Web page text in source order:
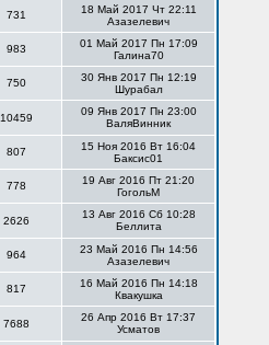
731
18 Май 2017 Чт 22:11
Азазелевич
983
01 Май 2017 Пн 17:09
Галина70
750
30 Янв 2017 Пн 12:19
Шурабал
10459
09 Янв 2017 Пн 23:00
ВаляВинник
807
15 Ноя 2016 Вт 16:04
Баксис01
778
19 Авг 2016 Пт 21:20
ГогольМ
2626
13 Авг 2016 Сб 10:28
Беллита
964
23 Май 2016 Пн 14:56
Азазелевич
817
16 Май 2016 Пн 14:18
Квакушка
7688
26 Апр 2016 Вт 17:37
Усматов